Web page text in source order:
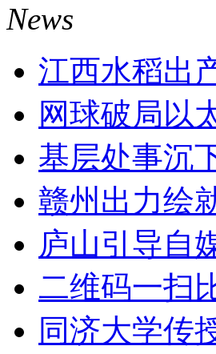
News
江西水稻出
网球破局以
基层处事沉
赣州出力绘
庐山引导自
二维码一扫
同济大学传